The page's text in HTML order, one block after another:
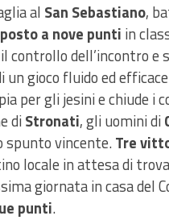
al San Sebastiano,
a nove punti in
controllo dell’incontro
gioco fluido ed
per gli jesini e chiude i
diStronati, gli uomini di
spunto vincente.Tre
locale in attesa di
giornata in casa del
punti.